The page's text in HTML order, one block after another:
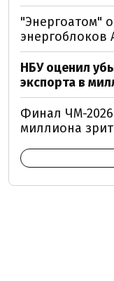
"Энергоатом"
энергоблоков
НБУ оценил
экспорта в
Финал ЧМ-
миллиона